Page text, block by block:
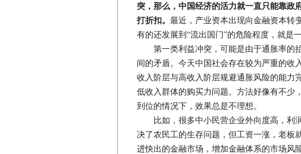
突，那么，中国经济的活力就一直只能靠政
打折扣。 最近，产业资本出现向金融资本转
有的还发展到“流出国门”的危险程度，就是
第一类利益冲突，可能是由于通胀率的抬
间的矛盾。今天中国社会存在较为严重的收
收入阶层与高收入阶层规避通胀风险的能力
低收入群体的购买力问题。方法好像有不少
到位的情况下，效果总是不理想。
比如，很多中小民营企业外向度高，利
决了农民工的生存问题，但工资一涨，老板
进快出的金融市场，增加金融体系的市场风